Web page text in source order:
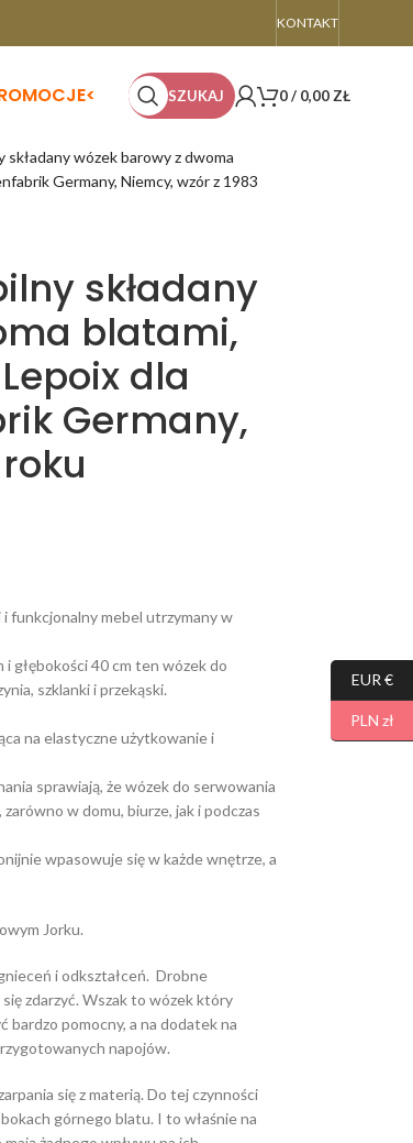
KONTAKT
SZUKAJ 0/ 0,00 ZŁ
składany wózek barowy z dwoma
Germany, Niemcy, wzór z 1983
składany
blatami,
dla
Germany,
funkcjonalny mebel utrzymany w
i głębokości 40 cm ten wózek do
szklanki i przekąski.
na elastyczne użytkowanie i
sprawiają, że wózek do serwowania
w domu, biurze, jak i podczas
wpasowuje się w każde wnętrze, a
Jorku.
i odkształceń. Drobne
zdarzyć. Wszak to wózek który
bardzo pomocny, a na dodatek na
napojów.
się z materią. Do tej czynności
górnego blatu. I to właśnie na
EUR €
PLN zł